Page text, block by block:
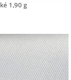
1,90 g